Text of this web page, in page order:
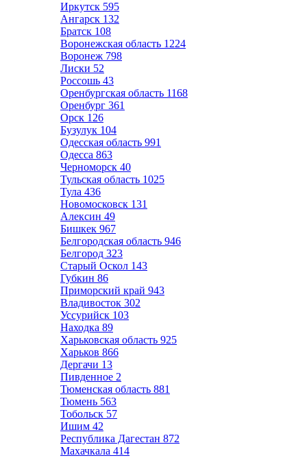
Иркутск 595
Ангарск 132
Братск 108
Воронежская область 1224
Воронеж 798
Лиски 52
Россошь 43
Оренбургская область 1168
Оренбург 361
Орск 126
Бузулук 104
Одесская область 991
Одесса 863
Черноморск 40
Тульская область 1025
Тула 436
Новомосковск 131
Алексин 49
Бишкек 967
Белгородская область 946
Белгород 323
Старый Оскол 143
Губкин 86
Приморский край 943
Владивосток 302
Уссурийск 103
Находка 89
Харьковская область 925
Харьков 866
Дергачи 13
Пивденное 2
Тюменская область 881
Тюмень 563
Тобольск 57
Ишим 42
Республика Дагестан 872
Махачкала 414